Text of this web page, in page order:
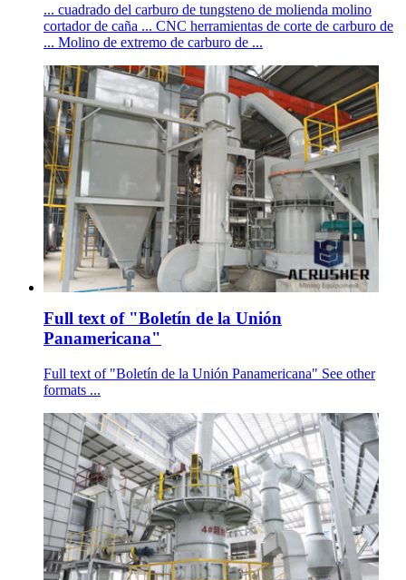
... cuadrado del carburo de tungsteno de molienda molino
cortador de caña ... CNC herramientas de corte de carburo de
... Molino de extremo de carburo de ...
Full text of "Boletín de la Unión
Panamericana"
Full text of "Boletín de la Unión Panamericana" See other
formats ...